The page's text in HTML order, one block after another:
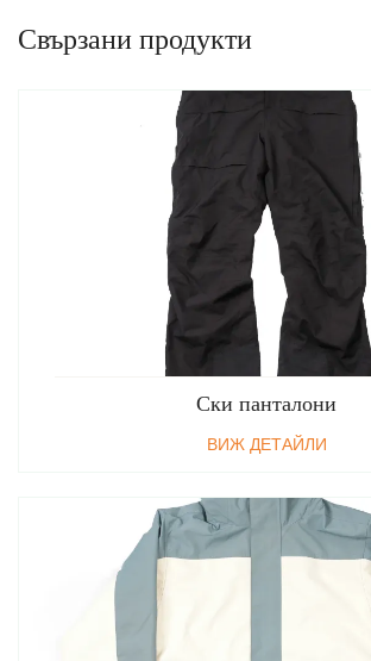
Свързани продукти
Ски панталони
ВИЖ ДЕТАЙЛИ